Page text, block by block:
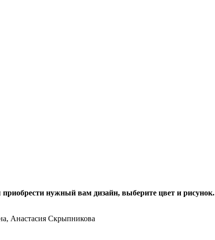
нужный вам дизайн, выберите цвет и рисунок.
Анастасия Скрыпникова